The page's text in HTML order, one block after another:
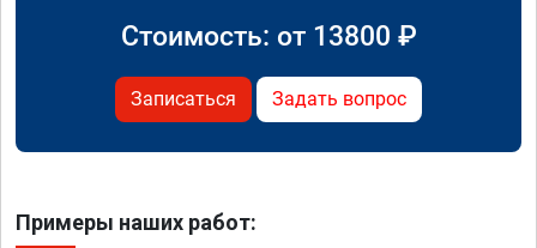
Стоимость: от 13800 ₽
Записаться Задать вопрос
Примеры наших работ: